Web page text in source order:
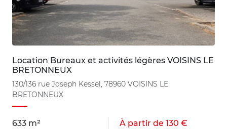
Location Bureaux et activités légères VOISINS LE
BRETONNEUX
130/136 rue Joseph Kessel, 78960 VOISINS LE
BRETONNEUX
633 m² À partir de 130 €